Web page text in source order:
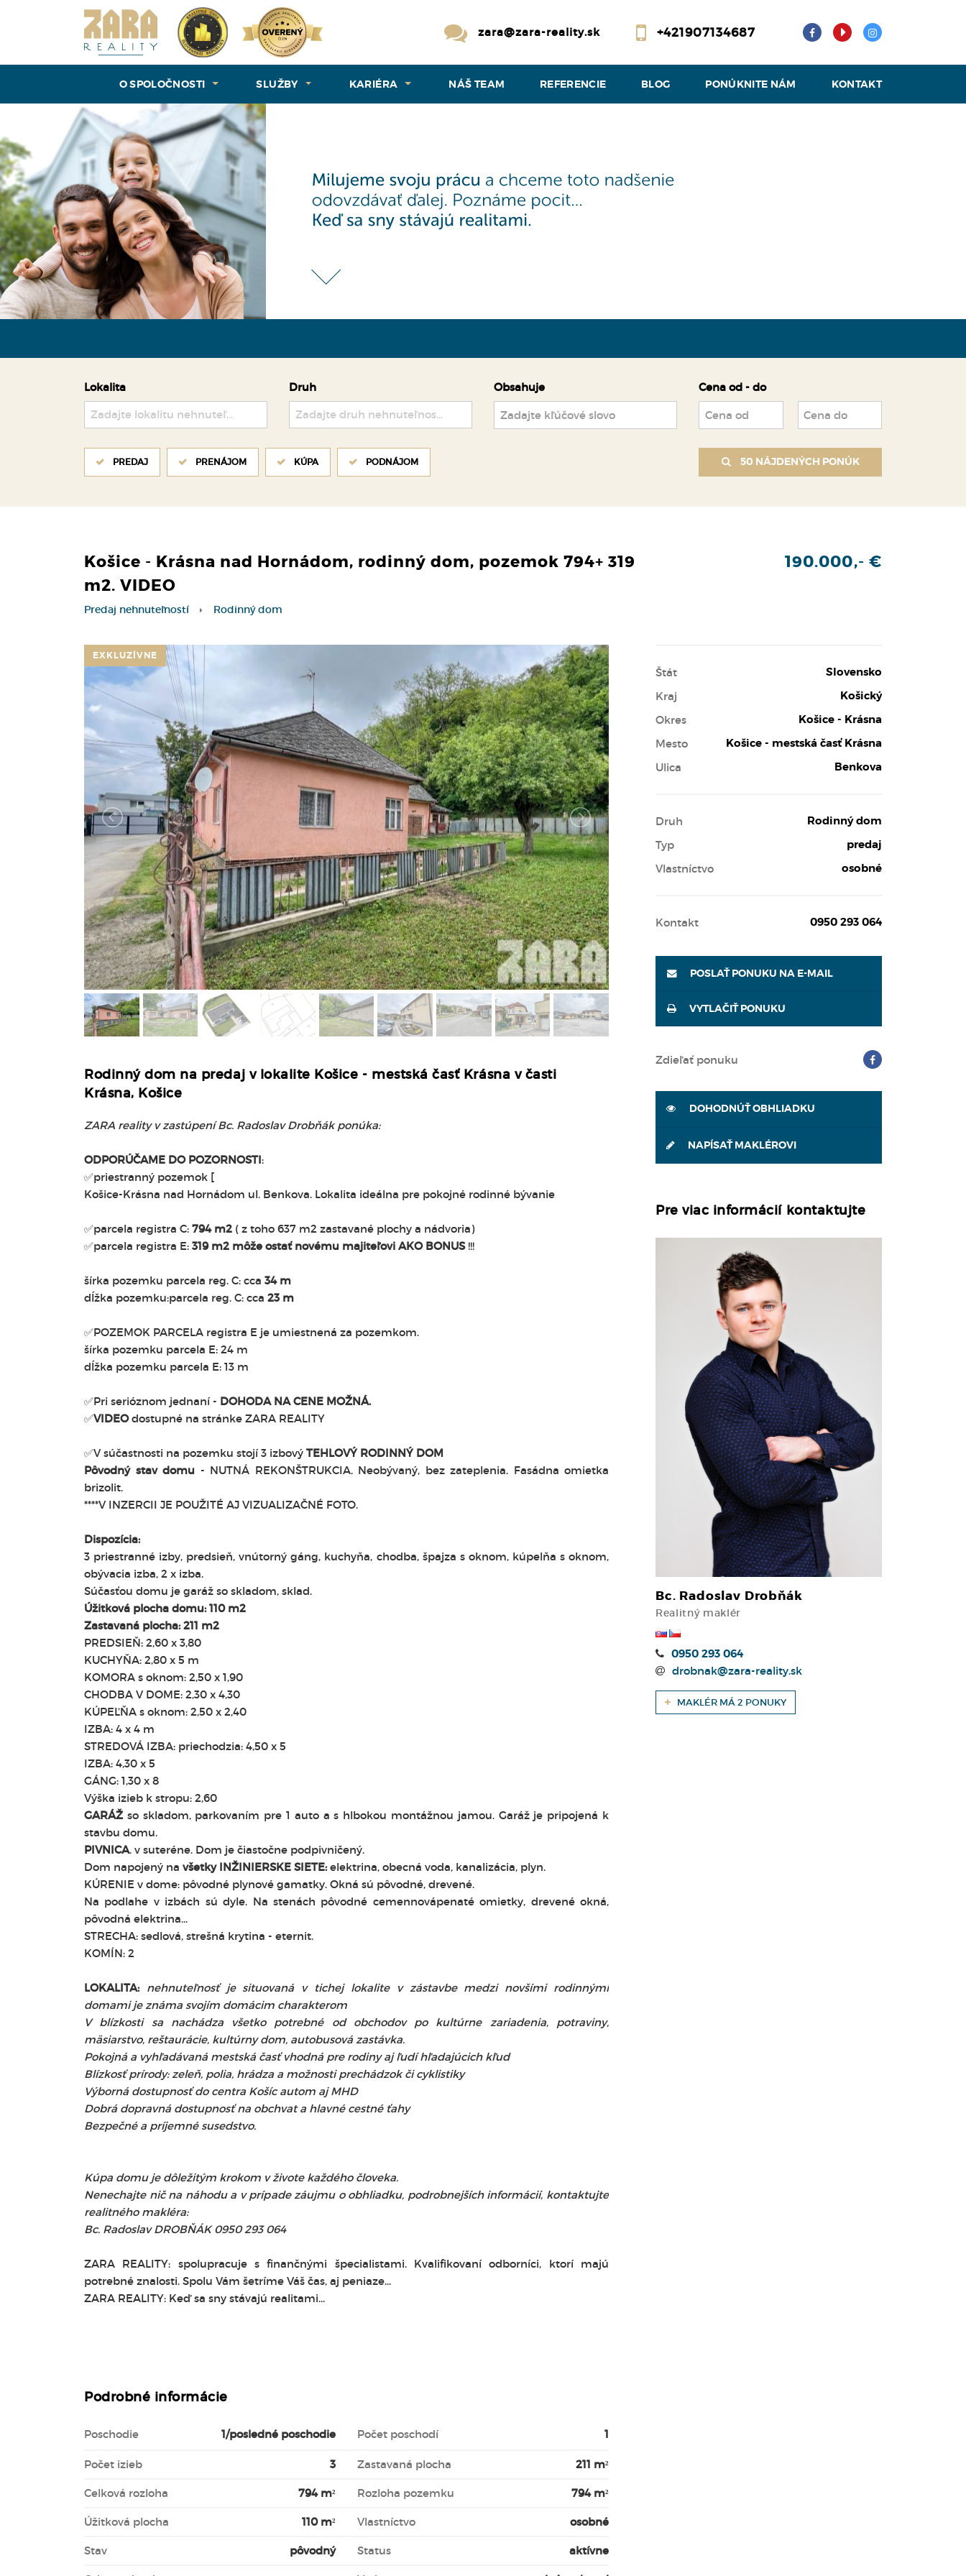
+421907134687
zara@zara-reality.sk
O SPOLOČNOSTI SLUŽBY KARIÉRA NÁŠ TEAM REFERENCIE BLOG PONÚKNITE NÁM KONTAKT
Lokalita
Zadajte lokalitu nehnuteľnosti ..
Druh
Zadajte druh nehnuteľnosti ..
Obsahuje Cena od - do
PREDAJ PRENÁJOM KÚPA PODNÁJOM 50 NÁJDENÝCH PONÚK
Košice - Krásna nad Hornádom, rodinný dom, pozemok 794+ 319
m2. VIDEO
190.000,- €
Predaj nehnuteľností Rodinný dom
EXKLUZÍVNE
Rodinný dom na predaj v lokalite Košice - mestská časť Krásna v časti
Krásna, Košice
ZARA reality v zastúpení Bc. Radoslav Drobňák ponúka:
ODPORÚČAME DO POZORNOSTI:
✅priestranný pozemok [
Košice-Krásna nad Hornádom ul. Benkova. Lokalita ideálna pre pokojné rodinné bývanie
✅parcela registra C: 794 m2 ( z toho 637 m2 zastavané plochy a nádvoria)
✅parcela registra E: 319 m2 môže ostať novému majiteľovi AKO BONUS !!!
šírka pozemku parcela reg. C: cca 34 m
dĺžka pozemku:parcela reg. C: cca 23 m
✅POZEMOK PARCELA registra E je umiestnená za pozemkom.
šírka pozemku parcela E: 24 m
dĺžka pozemku parcela E: 13 m
✅Pri serióznom jednaní - DOHODA NA CENE MOŽNÁ.
✅VIDEOdostupné na stránke ZARA REALITY
✅V súčastnosti na pozemku stojí 3 izbový TEHLOVÝ RODINNÝ DOM
Pôvodný stav domu - NUTNÁ REKONŠTRUKCIA. Neobývaný, bez zateplenia. Fasádna omietka
brizolit.
****V INZERCII JE POUŽITÉ AJ VIZUALIZAČNÉ FOTO.
Dispozícia:
3 priestranné izby, predsieň, vnútorný gáng, kuchyňa, chodba, špajza s oknom, kúpelňa s oknom,
obývacia izba, 2 x izba.
Súčasťou domu je garáž so skladom, sklad.
Úžitková plocha domu: 110 m2
Zastavaná plocha: 211 m2
PREDSIEŇ: 2,60 x 3,80
KUCHYŇA: 2,80 x 5 m
KOMORA s oknom: 2,50 x 1,90
CHODBA V DOME: 2,30 x 4,30
KÚPEĽŇA s oknom: 2,50 x 2,40
IZBA: 4 x 4 m
STREDOVÁ IZBA: priechodzia: 4,50 x 5
IZBA: 4,30 x 5
GÁNG: 1,30 x 8
Výška izieb k stropu: 2,60
GARÁŽ so skladom, parkovaním pre 1 auto a s hlbokou montážnou jamou. Garáž je pripojená k
stavbu domu.
PIVNICA. v suteréne. Dom je čiastočne podpivničený.
Dom napojený na všetky INŽINIERSKE SIETE:elektrina, obecná voda, kanalizácia, plyn.
KÚRENIE v dome: pôvodné plynové gamatky. Okná sú pôvodné, drevené.
Na podlahe v izbách sú dyle. Na stenách pôvodné cemennovápenaté omietky, drevené okná,
pôvodná elektrina...
STRECHA: sedlová, strešná krytina - eternit.
KOMÍN: 2
LOKALITA: nehnuteľnosť je situovaná v tichej lokalite v zástavbe medzi novšími rodinnými
domami je známa svojím domácim charakterom
V blízkosti sa nachádza všetko potrebné od obchodov po kultúrne zariadenia, potraviny,
mäsiarstvo, reštaurácie, kultúrny dom, autobusová zastávka.
Pokojná a vyhľadávaná mestská časť vhodná pre rodiny aj ľudí hľadajúcich kľud
Blízkosť prírody: zeleň, polia, hrádza a možnosti prechádzok či cyklistiky
Výborná dostupnosť do centra Košíc autom aj MHD
Dobrá dopravná dostupnosť na obchvat a hlavné cestné ťahy
Bezpečné a príjemné susedstvo.
Kúpa domu je dôležitým krokom v živote každého človeka.
Nenechajte nič na náhodu a v prípade záujmu o obhliadku, podrobnejších informácií, kontaktujte
realitného makléra:
Bc. Radoslav DROBŇÁK 0950 293 064
ZARA REALITY: spolupracuje s finančnými špecialistami. Kvalifikovaní odborníci, ktorí majú
potrebné znalosti. Spolu Vám šetríme Váš čas, aj peniaze...
ZARA REALITY: Keď sa sny stávajú realitami...
Podrobné informácie
Poschodie 1/posledné poschodie Počet poschodí 1
Počet izieb 3 Zastavaná plocha 211 m²
Celková rozloha 794 m² Rozloha pozemku 794 m²
Úžitková plocha 110 m² Vlastníctvo osobné
Stav pôvodný Status aktívne
Štát Slovensko
Kraj Košický
Okres Košice - Krásna
Mesto Košice - mestská časť Krásna
Ulica Benkova
Druh Rodinný dom
Typ predaj
Vlastníctvo osobné
Kontakt 0950 293 064
POSLAŤ PONUKU NA E-MAIL
VYTLAČIŤ PONUKU
Zdieľať ponuku
DOHODNÚŤ OBHLIADKU
NAPÍSAŤ MAKLÉROVI
Pre viac informácií kontaktujte
Bc. Radoslav Drobňák
Realitný maklér
0950 293 064
drobnak@zara-reality.sk
MAKLÉR MÁ 2 PONUKY